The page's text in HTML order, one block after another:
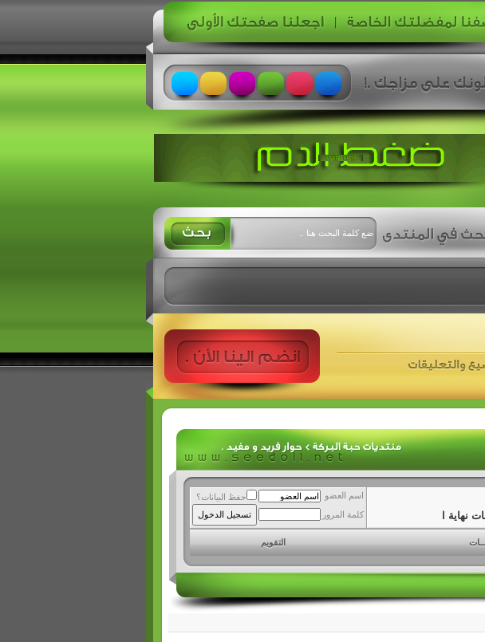
نهاية ا
اسم العضو
حفظ البيانات؟
كلمة المرور
التقويم